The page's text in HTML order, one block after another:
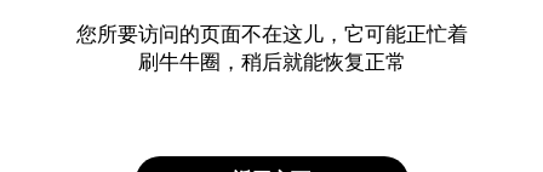
您所要访问的页面不在这儿，它可能正忙着
刷牛牛圈，稍后就能恢复正常